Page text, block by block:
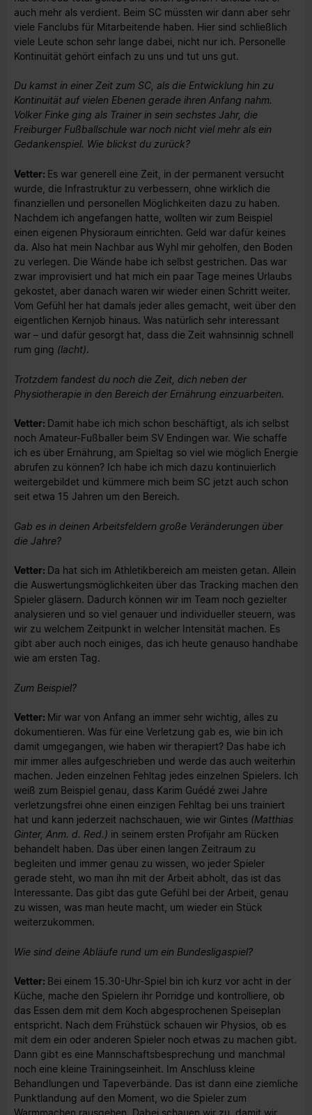
auch mehr als verdient. Beim SC müssten wir dann aber sehr
viele Fanclubs für Mitarbeitende haben. Hier sind schließlich
viele Leute schon sehr lange dabei, nicht nur ich. Personelle
Kontinuität gehört einfach zu uns und tut uns gut.
Du kamst in einer Zeit zum SC, als die Entwicklung hin zu
Kontinuität auf vielen Ebenen gerade ihren Anfang nahm.
Volker Finke ging als Trainer in sein sechstes Jahr, die
Freiburger Fußballschule war noch nicht viel mehr als ein
Gedankenspiel. Wie blickst du zurück?
Vetter: Es war generell eine Zeit, in der permanent versucht
wurde, die Infrastruktur zu verbessern, ohne wirklich die
finanziellen und personellen Möglichkeiten dazu zu haben.
Nachdem ich angefangen hatte, wollten wir zum Beispiel
einen eigenen Physioraum einrichten. Geld war dafür keines
da. Also hat mein Nachbar aus Wyhl mir geholfen, den Boden
zu verlegen. Die Wände habe ich selbst gestrichen. Das war
zwar improvisiert und hat mich ein paar Tage meines Urlaubs
gekostet, aber danach waren wir wieder einen Schritt weiter.
Vom Gefühl her hat damals jeder alles gemacht, weit über den
eigentlichen Kernjob hinaus. Was natürlich sehr interessant
war – und dafür gesorgt hat, dass die Zeit wahnsinnig schnell
rum ging (lacht).
Trotzdem fandest du noch die Zeit, dich neben der
Physiotherapie in den Bereich der Ernährung einzuarbeiten.
Vetter: Damit habe ich mich schon beschäftigt, als ich selbst
noch Amateur-Fußballer beim SV Endingen war. Wie schaffe
ich es über Ernährung, am Spieltag so viel wie möglich Energie
abrufen zu können? Ich habe ich mich dazu kontinuierlich
weitergebildet und kümmere mich beim SC jetzt auch schon
seit etwa 15 Jahren um den Bereich.
Gab es in deinen Arbeitsfeldern große Veränderungen über
die Jahre?
Vetter: Da hat sich im Athletikbereich am meisten getan. Allein
die Auswertungsmöglichkeiten über das Tracking machen den
Spieler gläsern. Dadurch können wir im Team noch gezielter
analysieren und so viel genauer und individueller steuern, was
wir zu welchem Zeitpunkt in welcher Intensität machen. Es
gibt aber auch noch einiges, das ich heute genauso handhabe
wie am ersten Tag.
Zum Beispiel?
Vetter: Mir war von Anfang an immer sehr wichtig, alles zu
dokumentieren. Was für eine Verletzung gab es, wie bin ich
damit umgegangen, wie haben wir therapiert? Das habe ich
mir immer alles aufgeschrieben und werde das auch weiterhin
machen. Jeden einzelnen Fehltag jedes einzelnen Spielers. Ich
weiß zum Beispiel genau, dass Karim Guédé zwei Jahre
verletzungsfrei ohne einen einzigen Fehltag bei uns trainiert
hat und kann jederzeit nachschauen, wie wir Gintes (Matthias
Ginter, Anm. d. Red.) in seinem ersten Profijahr am Rücken
behandelt haben. Das über einen langen Zeitraum zu
begleiten und immer genau zu wissen, wo jeder Spieler
gerade steht, wo man ihn mit der Arbeit abholt, das ist das
Interessante. Das gibt das gute Gefühl bei der Arbeit, genau
zu wissen, was man heute macht, um wieder ein Stück
weiterzukommen.
Wie sind deine Abläufe rund um ein Bundesligaspiel?
Vetter: Bei einem 15.30-Uhr-Spiel bin ich kurz vor acht in der
Küche, mache den Spielern ihr Porridge und kontrolliere, ob
das Essen dem mit dem Koch abgesprochenen Speiseplan
entspricht. Nach dem Frühstück schauen wir Physios, ob es
mit dem ein oder anderen Spieler noch etwas zu machen gibt.
Dann gibt es eine Mannschaftsbesprechung und manchmal
noch eine kleine Trainingseinheit. Im Anschluss kleine
Behandlungen und Tapeverbände. Das ist dann eine ziemliche
Punktlandung auf den Moment, wo die Spieler zum